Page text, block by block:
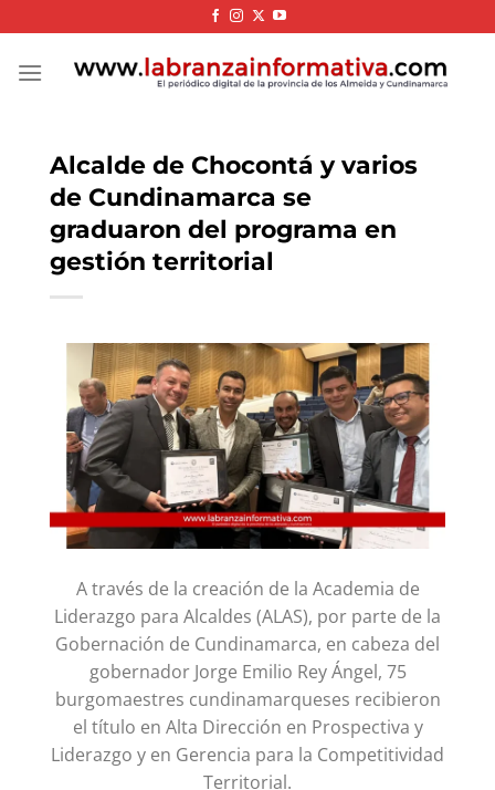
to
content
Alcalde de Chocontá y varios
de Cundinamarca se
graduaron del programa en
gestión territorial
A través de la creación de la Academia de
Liderazgo para Alcaldes (ALAS), por parte de la
Gobernación de Cundinamarca, en cabeza del
gobernador Jorge Emilio Rey Ángel, 75
burgomaestres cundinamarqueses recibieron
el título en Alta Dirección en Prospectiva y
Liderazgo y en Gerencia para la Competitividad
Territorial.